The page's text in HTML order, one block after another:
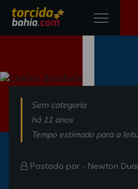
Sem categoria
há 11 anos
Tempo estimado para a
Postado por - Newton